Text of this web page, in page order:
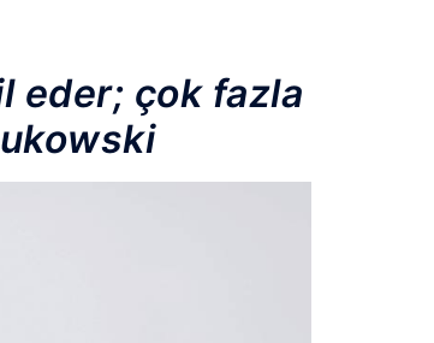
eder; çok fazla